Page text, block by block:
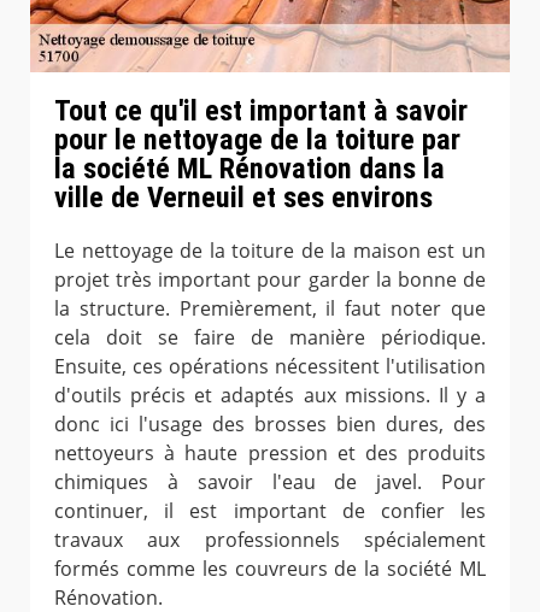
Tout ce qu'il est important à savoir
pour le nettoyage de la toiture par
la société ML Rénovation dans la
ville de Verneuil et ses environs
Le nettoyage de la toiture de la maison est un
projet très important pour garder la bonne de
la structure. Premièrement, il faut noter que
cela doit se faire de manière périodique.
Ensuite, ces opérations nécessitent l'utilisation
d'outils précis et adaptés aux missions. Il y a
donc ici l'usage des brosses bien dures, des
nettoyeurs à haute pression et des produits
chimiques à savoir l'eau de javel. Pour
continuer, il est important de confier les
travaux aux professionnels spécialement
formés comme les couvreurs de la société ML
Rénovation.